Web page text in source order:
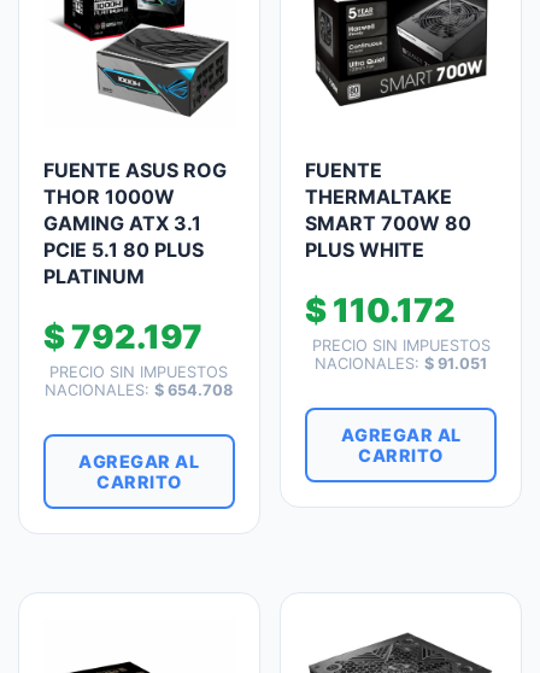
FUENTE ASUS ROG
THOR 1000W
GAMING ATX 3.1
PCIE 5.1 80 PLUS
PLATINUM
$792.197
PRECIO SIN IMPUESTOS
NACIONALES:$ 654.708
AGREGAR AL
CARRITO
FUENTE
THERMALTAKE
SMART 700W 80
PLUS WHITE
$110.172
PRECIO SIN IMPUESTOS
NACIONALES:$ 91.051
AGREGAR AL
CARRITO